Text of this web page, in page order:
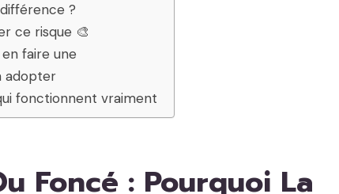
?
ce risque 🎨
faire une
adopter
fonctionnent vraiment
Foncé : Pourquoi La